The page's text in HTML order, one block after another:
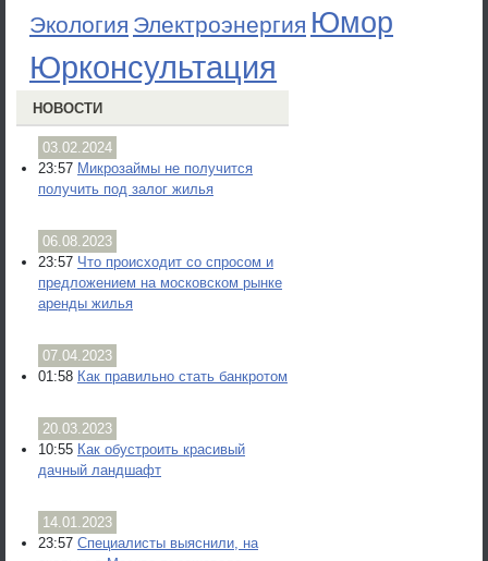
Экология Электроэнергия Юмор
Юрконсультация
НОВОСТИ
03.02.2024
23:57 Микрозаймы не получится
получить под залог жилья
06.08.2023
23:57 Что происходит со спросом и
предложением на московском рынке
аренды жилья
07.04.2023
01:58 Как правильно стать банкротом
20.03.2023
10:55 Как обустроить красивый
дачный ландшафт
14.01.2023
23:57 Специалисты выяснили, на